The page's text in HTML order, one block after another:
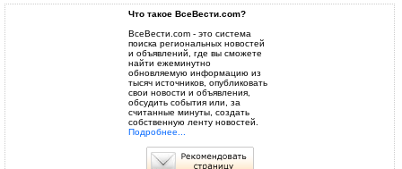
Что такое ВсеВести.com?
ВсеВести.com - это система
поиска региональных новостей
и объявлений, где вы сможете
найти ежеминутно
обновляемую информацию из
тысяч источников, опубликовать
свои новости и объявления,
обсудить события или, за
считанные минуты, создать
собственную ленту новостей.
Подробнее...